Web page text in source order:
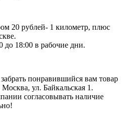
20 рублей- 1 километр, плюс
до 18:00 в рабочие дни.
понравившийся вам товар
ул. Байкальская 1.
согласовывать наличие